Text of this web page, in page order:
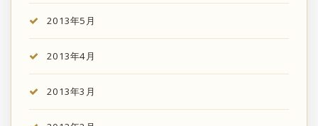
2013年5月
2013年4月
2013年3月